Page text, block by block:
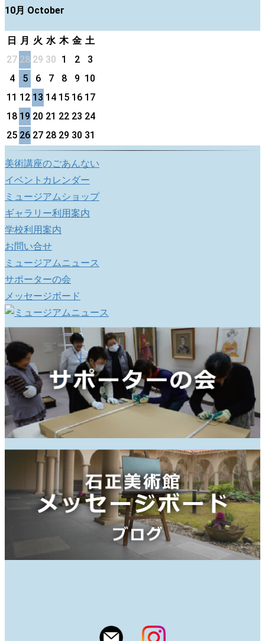
10月 October
日 月 火 水 木 金 土
27 28 29 30 1 2
3
4
5 6 7 8 9 10
11 12 13 14 15 16 17
18 19 20 21 22 23 24
25 26 27 28 29 30 31
美術講座のごあんない
イベントカレンダー
ミュージアムショップ
ギャラリー利用案内
学校利用案内
お問い合せ
ミュージアムニュース
サポーターの会
メッセージボード